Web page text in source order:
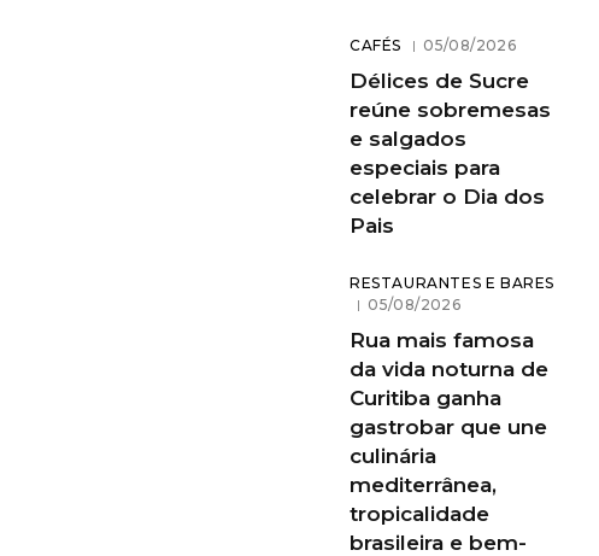
CAFÉS 05/08/2026
Délices de Sucre
reúne sobremesas
e salgados
especiais para
celebrar o Dia dos
Pais
RESTAURANTES E BARES
05/08/2026
Rua mais famosa
da vida noturna de
Curitiba ganha
gastrobar que une
culinária
mediterrânea,
tropicalidade
brasileira e bem-